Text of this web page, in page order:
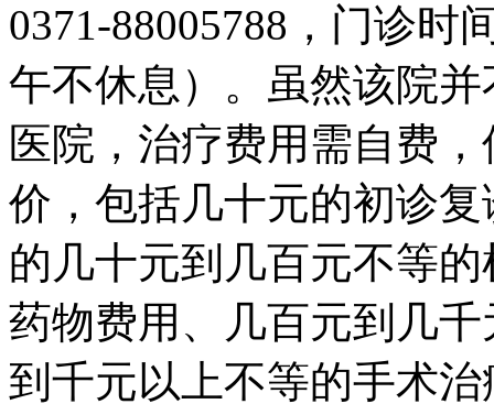
0371-88005788，门诊时
午不休息）。虽然该院
医院，治疗费用需自费
价，包括几十元的初诊
的几十元到几百元不等
药物费用、几百元到几
到千元以上不等的手术